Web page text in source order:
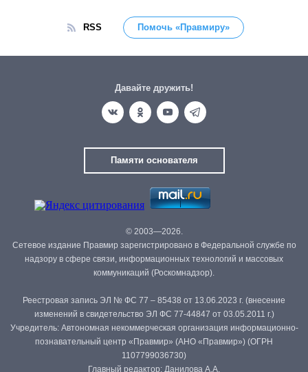
RSS Помочь «Правмиру»
Давайте дружить!
Памяти основателя
© 2003—2026.
Сетевое издание Правмир зарегистрировано в Федеральной службе по
надзору в сфере связи, информационных технологий и массовых
коммуникаций (Роскомнадзор).
Реестровая запись ЭЛ № ФС 77 – 85438 от 13.06.2023 г. (внесение
изменений в свидетельство ЭЛ ФС 77-44847 от 03.05.2011 г.)
Учредитель: Автономная некоммерческая организация информационно-
познавательный центр «Правмир» (АНО «Правмир») (ОГРН
1107799036730)
Главный редактор: Данилова А.А.